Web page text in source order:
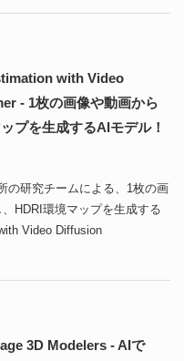
with Video
- 1枚の画像や動画から
プを生成するAIモデル！
の研究チームによる、1枚の画
HDRI環境マップを生成する
Video Diffusion
3D Modelers - AIで